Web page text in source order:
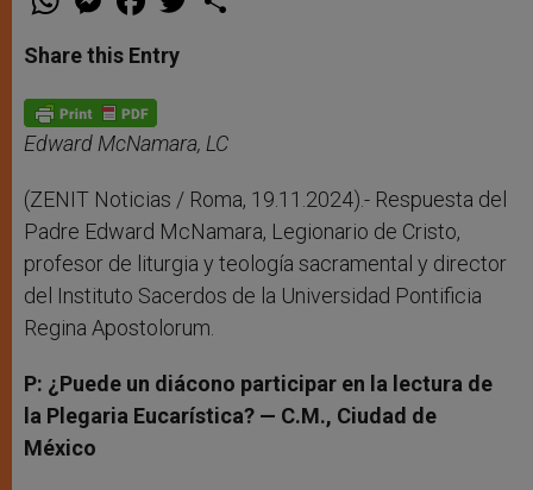
t
s
p
p
e
s
e
g
e
r
a
e
b
o
k
w
Share this Entry
Edward McNamara, LC
(ZENIT Noticias / Roma, 19.11.2024).- Respuesta del
Padre Edward McNamara, Legionario de Cristo,
profesor de liturgia y teología sacramental y director
del Instituto Sacerdos de la Universidad Pontificia
Regina Apostolorum.
P: ¿Puede un diácono participar en la lectura de
la Plegaria Eucarística? — C.M., Ciudad de
México